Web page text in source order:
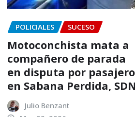
POLICIALES SUCESO
Motoconchista mata a
compañero de parada
en disputa por pasajero
en Sabana Perdida, SDN
Julio Benzant